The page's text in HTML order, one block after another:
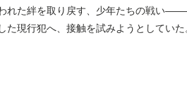
れた絆を取り戻す、少年たちの戦い
た現行犯へ、接触を試みようとしてい